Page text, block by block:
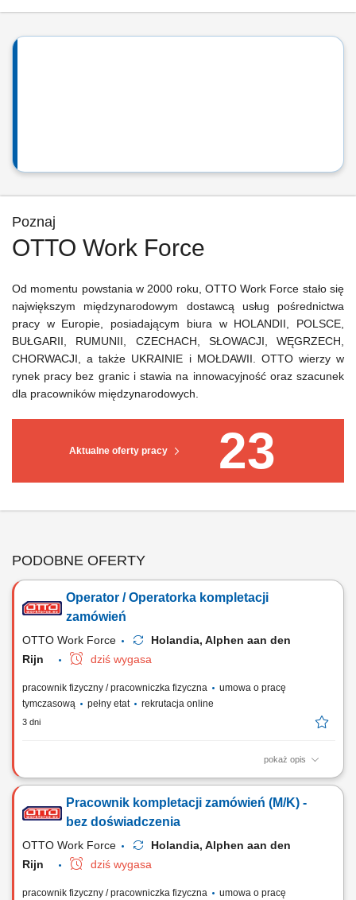
Poznaj
OTTO Work Force
Aktualne oferty pracy 23
Od momentu powstania w 2000 roku, OTTO Work Force stało się
największym międzynarodowym dostawcą usług pośrednictwa
pracy w Europie, posiadającym biura w HOLANDII, POLSCE,
BUŁGARII, RUMUNII, CZECHACH, SŁOWACJI, WĘGRZECH,
CHORWACJI, a także UKRAINIE i MOŁDAWII. OTTO wierzy w
rynek pracy bez granic i stawia na innowacyjność oraz szacunek
dla pracowników międzynarodowych.
PODOBNE OFERTY
Operator / Operatorka kompletacji
zamówień
OTTO Work Force
Holandia, Alphen aan den
Rijn
dziś wygasa
pracownik fizyczny / pracowniczka fizyczna
umowa o pracę
tymczasową
pełny etat rekrutacja online
3 dni
pokaż opis
Opis stanowiska Realizacja procesów magazynowych związanych z
przygotowywanie przesyłek do transportu; Kompletowanie zamówień
zgodnie z dokumentacją magazynową; Sortowanie, przepakowywanie i
Pracownik kompletacji zamówień (M/K) -
bez doświadczenia
OTTO Work Force
Holandia, Alphen aan den
Rijn
dziś wygasa
pracownik fizyczny / pracowniczka fizyczna umowa o pracę